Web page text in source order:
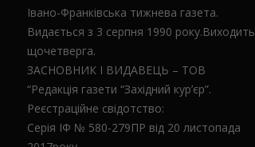
Івано-Франківська тижнева газета.
Видається з 3 серпня 1990 року.Виходить
щочетверга.
ЗАСНОВНИК І ВИДАВЕЦЬ – ТОВ
“Редакція газети “Західний кур’єр”.
Реєстраційне свідотство:
Серія ІФ № 580-279ПР від 20 листопада